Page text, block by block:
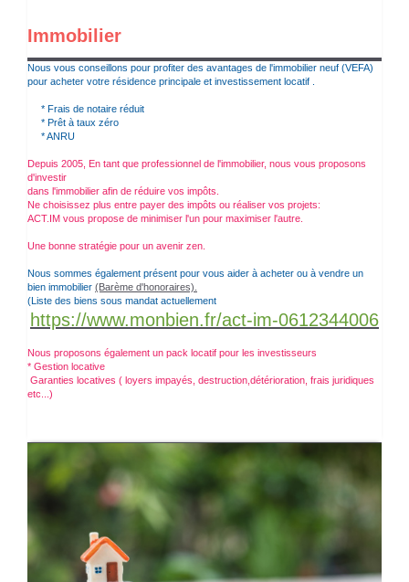
Immobilier
Nous vous conseillons pour profiter des avantages de l'immobilier neuf (VEFA)
pour acheter votre résidence principale et investissement locatif .
* Frais de notaire réduit
* Prêt à taux zéro
* ANRU
Depuis 2005, En tant que professionnel de l'immobilier, nous vous proposons
d'investir
dans l'immobilier afin de réduire vos impôts.
Ne choisissez plus entre payer des impôts ou réaliser vos projets:
ACT.IM vous propose de minimiser l'un pour maximiser l'autre.
Une bonne stratégie pour un avenir zen.
Nous sommes également présent pour vous aider à acheter ou à vendre un
bien immobilier (Barème d'honoraires).
(Liste des biens sous mandat actuellement
https://www.monbien.fr/act-im-0612344006
Nous proposons également un pack locatif pour les investisseurs
* Gestion locative
Garanties locatives ( loyers impayés, destruction,détérioration, frais juridiques
etc...)